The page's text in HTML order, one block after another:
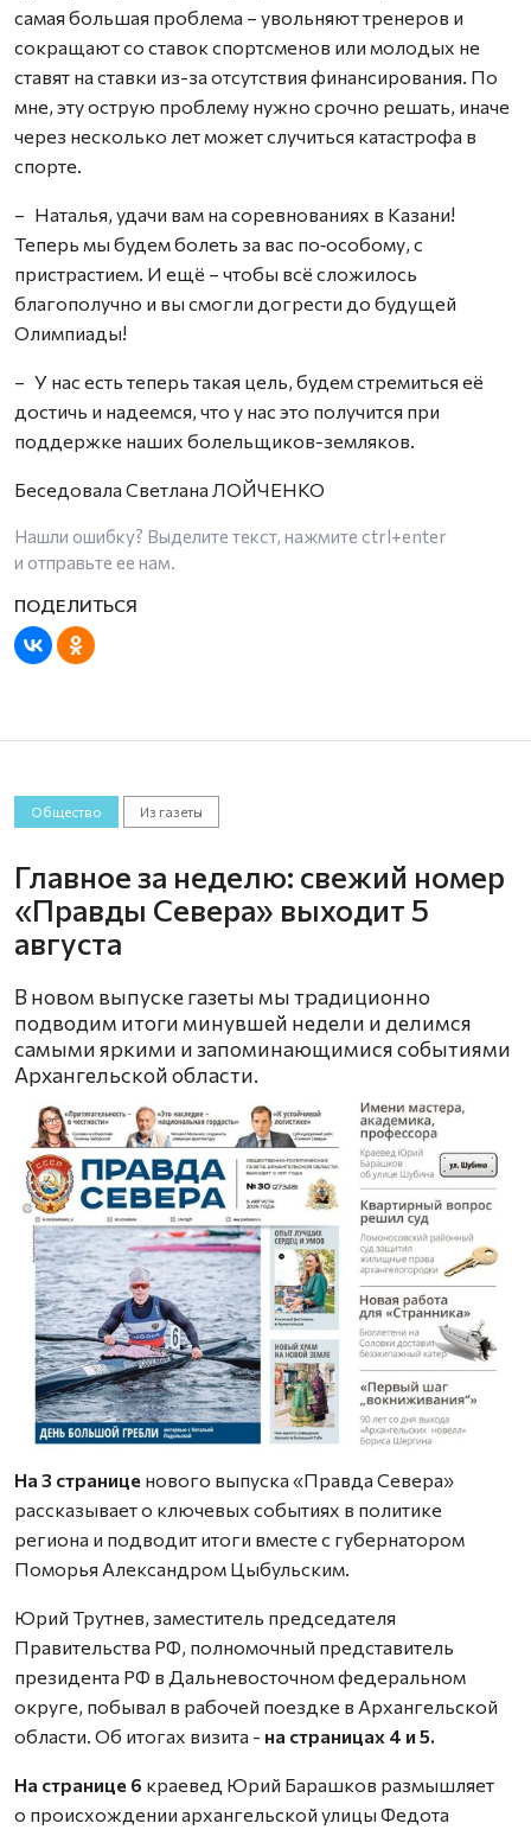
самая большая проблема – увольняют тренеров и
сокращают со ставок спортсменов или молодых не
ставят на ставки из-за отсутствия финансирования. По
мне, эту острую проб­лему нужно срочно решать, иначе
через несколько лет может случиться катастрофа в
спорте.
– Наталья, удачи вам на соревнованиях в Казани!
Теперь мы будем болеть за вас по‑особому, с
пристрастием. И ещё – чтобы всё сложилось
благополучно и вы смогли догрести до будущей
Олимпиады!
– У нас есть теперь такая цель, будем стремиться её
достичь и надеемся, что у нас это получится при
поддержке наших болельщиков-земляков.
Беседовала Светлана ЛОЙЧЕНКО
Нашли ошибку? Выделите текст, нажмите ctrl+enter
и отправьте ее нам.
Общество Из газеты
Главное за неделю: свежий номер
«Правды Севера» выходит 5
августа
В новом выпуске газеты мы традиционно
подводим итоги минувшей недели и делимся
самыми яркими и запоминающимися событиями
Архангельской области.
На 3 странице нового выпуска «Правда Севера»
рассказывает о ключевых событиях в политике
региона и подводит итоги вместе с губернатором
Поморья Александром Цыбульским.
Юрий Трутнев, заместитель председателя
Правительства РФ, полномочный представитель
президента РФ в Дальневосточном федеральном
округе, побывал в рабочей поездке в Архангельской
области. Об итогах визита - на страницах 4 и 5.
На странице 6 краевед Юрий Барашков размышляет
о происхождении архангельской улицы Федота